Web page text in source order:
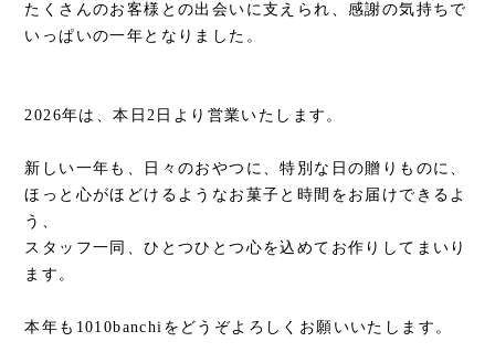
たくさんのお客様との出会いに支えられ、感謝の気持ちで
いっぱいの一年となりました。
2026年は、本日2日より営業いたします。
新しい一年も、日々のおやつに、特別な日の贈りものに、
ほっと心がほどけるようなお菓子と時間をお届けできるよ
う、
スタッフ一同、ひとつひとつ心を込めてお作りしてまいり
ます。
本年も1010banchiをどうぞよろしくお願いいたします。